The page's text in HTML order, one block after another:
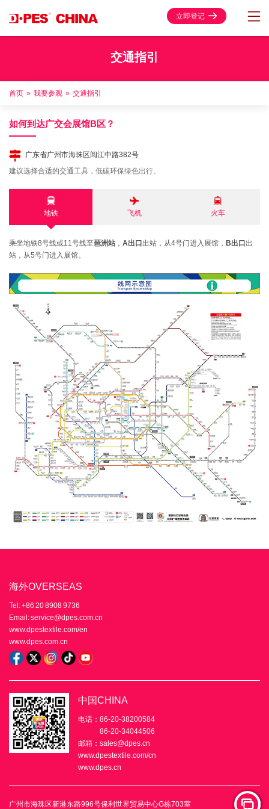
立即登记
交通指引
首页 » 我要参观 » 交通指引
如何到达广交会展馆B区？
广东省广州市海珠区阅江中路382号
建议选择合适的交通工具，低碳环保绿色出行。
地铁 飞机 火车
乘坐地铁8号线或11号线至琶洲站 ， A出口出站，从4号门进入展馆， B出口出
站，从5号门进入展馆。
海外OVERSEAS
Tel: +86 20 8908 9736
Email: service@dpes.com.cn
www.dpestextile.com/en
www.dpes.com.cn
中国CHINA
电话：86-20-38200584
86-20-34044506
邮箱：sales@dpes.cn
www.dpestextile.com/cn
www.dpes.cn
广州市海珠区新港东路996号保利世界贸易中心G栋703室